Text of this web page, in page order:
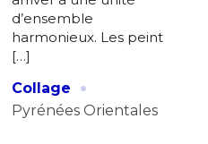
d’ensemble
harmonieux. Les peint
[…]
Collage
·
Pyrénées Orientales